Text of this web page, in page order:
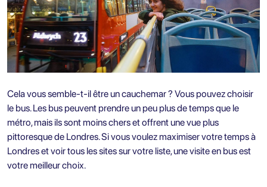
Cela vous semble-t-il être un cauchemar ? Vous pouvez choisir
le bus. Les bus peuvent prendre un peu plus de temps que le
métro, mais ils sont moins chers et offrent une vue plus
pittoresque de Londres. Si vous voulez maximiser votre temps à
Londres et voir tous les sites sur votre liste, une visite en bus est
votre meilleur choix.